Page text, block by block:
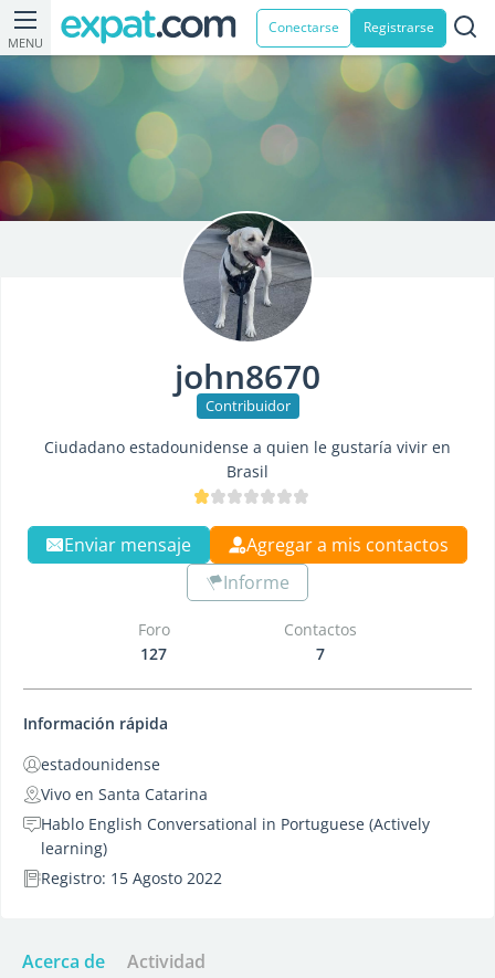
MENU
Conectarse Registrarse
john8670
Contribuidor
Ciudadano estadounidense a quien le gustaría vivir en
Brasil
Enviar mensaje
Agregar a mis contactos
Informe
Foro
127
Contactos
7
Información rápida
estadounidense
Vivo en Santa Catarina
Hablo English Conversational in Portuguese (Actively
learning)
Registro: 15 Agosto 2022
Acerca de Actividad